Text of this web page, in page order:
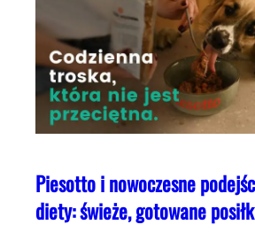
Piesotto i nowoczesne
diety: świeże, gotowane